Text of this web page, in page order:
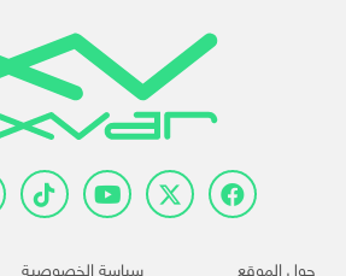
حول الموقع سياسة الخصوصية